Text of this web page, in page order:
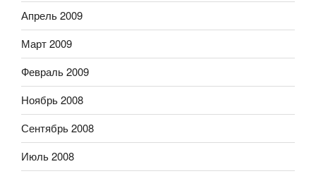
Апрель 2009
Март 2009
Февраль 2009
Ноябрь 2008
Сентябрь 2008
Июль 2008